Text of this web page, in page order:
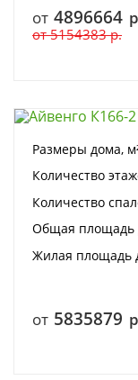
от 4896664
от5154383р.
Размеры дома,
Количество
Количество
Общая площадь
Жилая площадь
от 5835879